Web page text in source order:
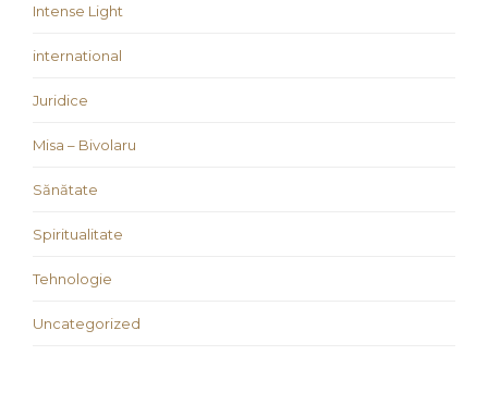
Intense Light
international
Juridice
Misa – Bivolaru
Sănătate
Spiritualitate
Tehnologie
Uncategorized